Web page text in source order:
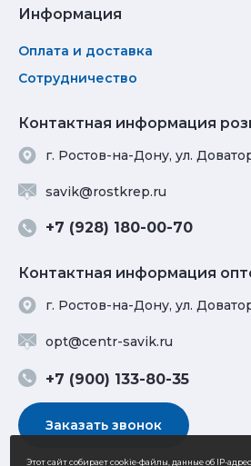
Информация
Оплата и доставка
Сотрудничество
Контактная информация
г. Ростов-на-Дону, ул.
savik@rostkrep.ru
+7 (928) 180-00-70
Контактная информация
г. Ростов-на-Дону, ул.
opt@centr-savik.ru
+7 (900) 133-80-35
Заказать звонок
Этот сайт собирает cookie-файлы, данные об IP-